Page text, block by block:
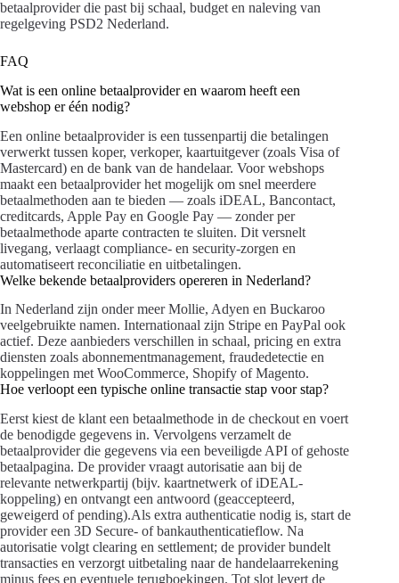
betaalprovider die past bij schaal, budget en naleving van
regelgeving PSD2 Nederland.
FAQ
Wat is een online betaalprovider en waarom heeft een
webshop er één nodig?
Een online betaalprovider is een tussenpartij die betalingen
verwerkt tussen koper, verkoper, kaartuitgever (zoals Visa of
Mastercard) en de bank van de handelaar. Voor webshops
maakt een betaalprovider het mogelijk om snel meerdere
betaalmethoden aan te bieden — zoals iDEAL, Bancontact,
creditcards, Apple Pay en Google Pay — zonder per
betaalmethode aparte contracten te sluiten. Dit versnelt
livegang, verlaagt compliance- en security-zorgen en
automatiseert reconciliatie en uitbetalingen.
Welke bekende betaalproviders opereren in Nederland?
In Nederland zijn onder meer Mollie, Adyen en Buckaroo
veelgebruikte namen. Internationaal zijn Stripe en PayPal ook
actief. Deze aanbieders verschillen in schaal, pricing en extra
diensten zoals abonnementmanagement, fraudedetectie en
koppelingen met WooCommerce, Shopify of Magento.
Hoe verloopt een typische online transactie stap voor stap?
Eerst kiest de klant een betaalmethode in de checkout en voert
de benodigde gegevens in. Vervolgens verzamelt de
betaalprovider die gegevens via een beveiligde API of gehoste
betaalpagina. De provider vraagt autorisatie aan bij de
relevante netwerkpartij (bijv. kaartnetwerk of iDEAL-
koppeling) en ontvangt een antwoord (geaccepteerd,
geweigerd of pending).Als extra authenticatie nodig is, start de
provider een 3D Secure- of bankauthenticatieflow. Na
autorisatie volgt clearing en settlement; de provider bundelt
transacties en verzorgt uitbetaling naar de handelaarrekening
minus fees en eventuele terugboekingen. Tot slot levert de